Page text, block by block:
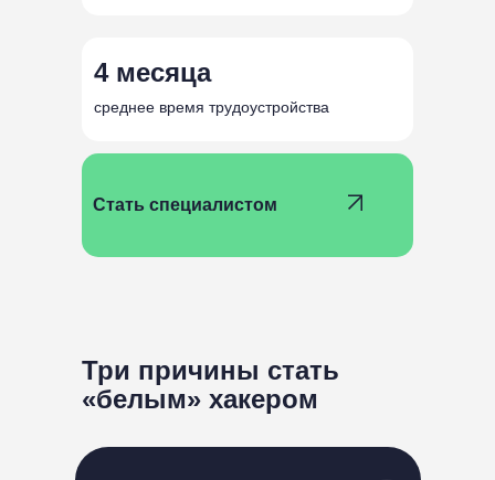
Стать специалистом
среднее время трудоустройства
4 месяца
Три причины стать
«белым» хакером